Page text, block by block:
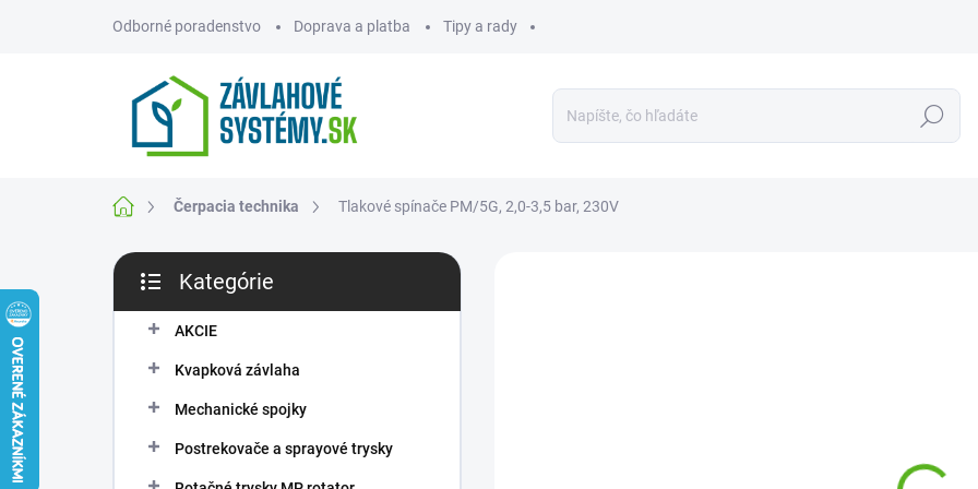
Odborné poradenstvo Doprava a platba Tipy a rady
Hľadať
DomovČerpacia technika Tlakové spínače PM/5G, 2,0-3,5 bar, 230V
B
č
kategórie
Kategórie
AKCIE
Kvapková závlaha
Mechanické spojky
Postrekovače a sprayové trysky